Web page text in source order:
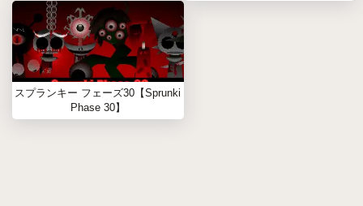
スプランキー フェーズ30【Sprunki
Phase 30】